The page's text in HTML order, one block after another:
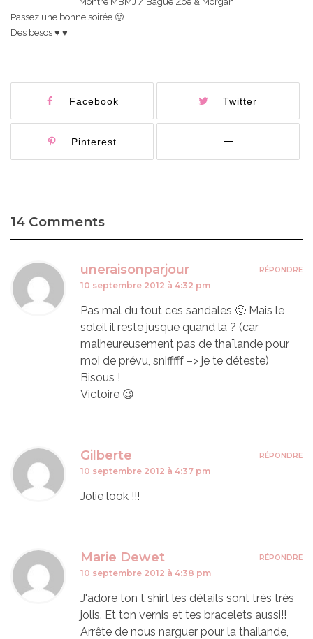
Passez une bonne soirée 🙂
Des besos ♥ ♥
Facebook Twitter
Pinterest
14 Comments
uneraisonparjour
10 septembre 2012 à 4:32 pm
Pas mal du tout ces sandales 🙂 Mais le
soleil il reste jusque quand là ? (car
malheureusement pas de thaïlande pour
moi de prévu, snifffff –> je te déteste)
Bisous !
Victoire 😉
RÉPONDRE
Gilberte
10 septembre 2012 à 4:37 pm
Jolie look !!!
RÉPONDRE
Marie Dewet
10 septembre 2012 à 4:38 pm
J'adore ton t shirt les détails sont très très
jolis. Et ton vernis et tes bracelets aussi!!
Arrête de nous narguer pour la thailande,
RÉPONDRE